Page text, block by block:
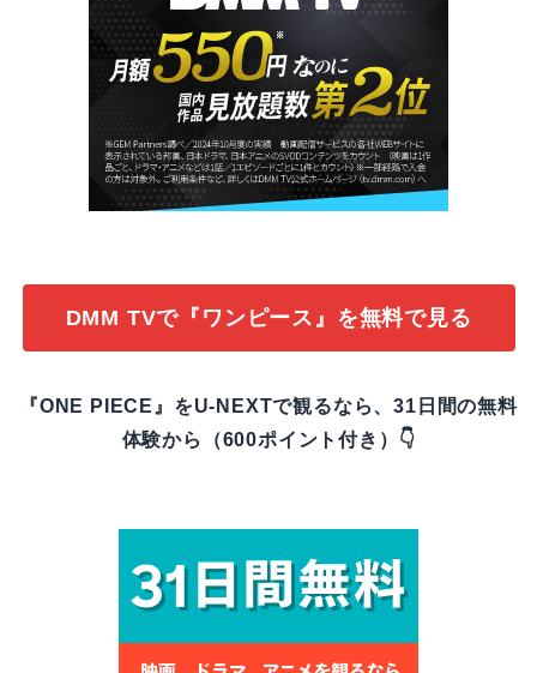
DMM TVで『ワンピース』を無料で見る
『ONE PIECE』をU-NEXTで観るなら、31日間の無料
体験から（600ポイント付き）👇